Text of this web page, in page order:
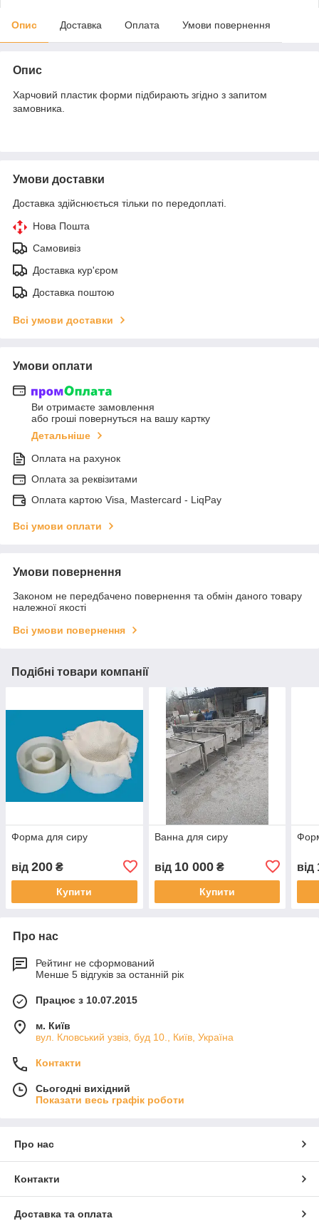
Опис Доставка Оплата Умови повернення
Опис
Харчовий пластик форми підбирають згідно з запитом
замовника.
Умови доставки
Доставка здійснюється тільки по передоплаті.
Нова Пошта
Самовивіз
Доставка кур'єром
Доставка поштою
Всі умови доставки
Умови оплати
Ви отримаєте замовлення
або гроші повернуться на вашу картку
Детальніше
Оплата на рахунок
Оплата за реквізитами
Оплата картою Visa, Mastercard - LiqPay
Всі умови оплати
Умови повернення
Законом не передбачено повернення та обмін даного товару
належної якості
Всі умови повернення
Подібні товари компанії
Форма для сиру
від 200 ₴
Купити
Ванна для сиру
від 10 000₴
Купити
від
Про нас
Рейтинг не сформований
Менше 5 відгуків за останній рік
Працює з 10.07.2015
м. Київ
вул. Кловський узвіз, буд 10., Київ, Україна
Контакти
Сьогодні вихідний
Показати весь графік роботи
Про нас
Контакти
Доставка та оплата